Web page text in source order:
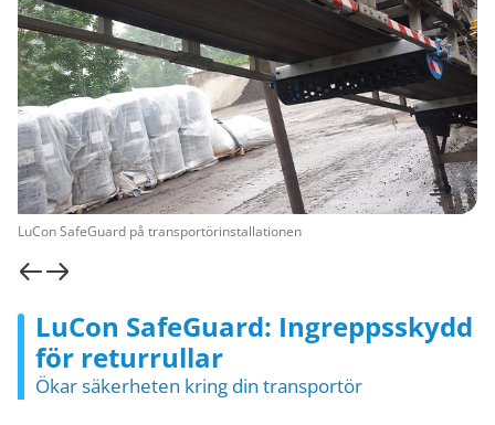
LuCon SafeGuard: Ingreppsskydd
för returrullar
Ökar säkerheten kring din transportör
LuCon SafeGuard på transportörinstallationen